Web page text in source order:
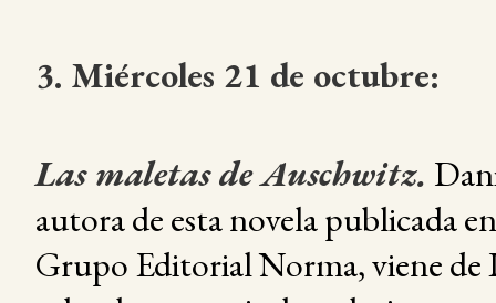
3. Miércoles 21 de octubre:
Las maletas de Auschwitz.
autora de esta novela publicada
Grupo Editorial Norma, viene de